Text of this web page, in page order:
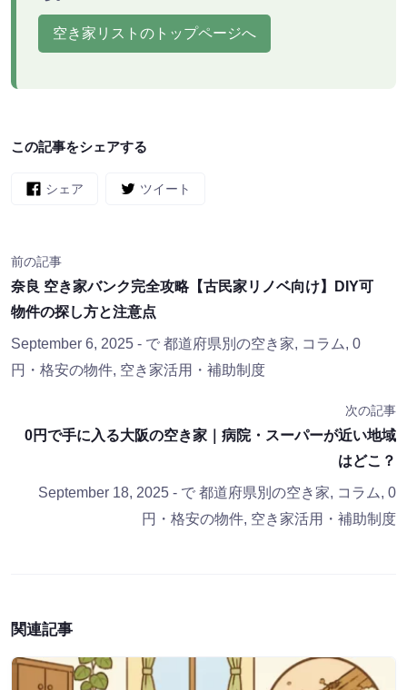
空き家リストのトップページへ
この記事をシェアする
シェア ツイート
前の記事
奈良 空き家バンク完全攻略【古民家リノベ向け】DIY可
物件の探し方と注意点
September 6, 2025 - で 都道府県別の空き家, コラム, 0
円・格安の物件, 空き家活用・補助制度
次の記事
0円で手に入る大阪の空き家｜病院・スーパーが近い地域
はどこ？
September 18, 2025 - で 都道府県別の空き家, コラム, 0
円・格安の物件, 空き家活用・補助制度
関連記事